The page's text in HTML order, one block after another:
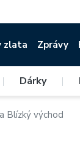
zlata Zprávy
| Dárky |
Blízký východ